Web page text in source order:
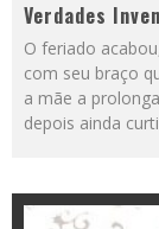
Verdades
O feriado
com seu braço
a mãe a
depois ainda